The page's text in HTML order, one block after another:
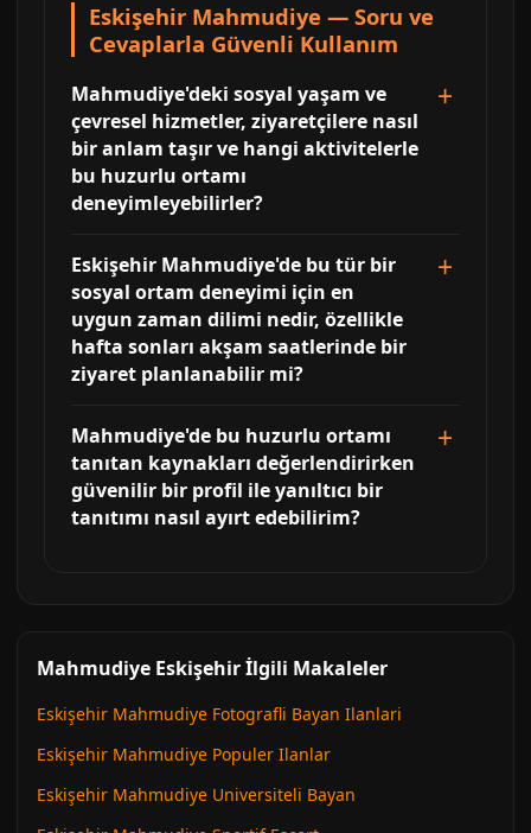
Eskişehir Mahmudiye — Soru ve
Cevaplarla Güvenli Kullanım
Mahmudiye'deki sosyal yaşam ve
çevresel hizmetler, ziyaretçilere nasıl
bir anlam taşır ve hangi aktivitelerle
bu huzurlu ortamı
deneyimleyebilirler?
Eskişehir Mahmudiye'de bu tür bir
sosyal ortam deneyimi için en
uygun zaman dilimi nedir, özellikle
hafta sonları akşam saatlerinde bir
ziyaret planlanabilir mi?
Mahmudiye'de bu huzurlu ortamı
tanıtan kaynakları değerlendirirken
güvenilir bir profil ile yanıltıcı bir
tanıtımı nasıl ayırt edebilirim?
Mahmudiye Eskişehir İlgili Makaleler
Eskişehir Mahmudiye Fotografli Bayan Ilanlari
Eskişehir Mahmudiye Populer Ilanlar
Eskişehir Mahmudiye Universiteli Bayan